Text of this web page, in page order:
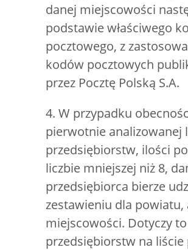
danej miejscowości
podstawie właściwego
pocztowego, z
kodów pocztowych
przez Pocztę Polską S.A.
4. W przypadku
pierwotnie analizowanej
przedsiębiorstw, ilości
liczbie mniejszej niż 8,
przedsiębiorca bierze
zestawieniu dla powiatu,
miejscowości. Dotyczy
przedsiębiorstw na